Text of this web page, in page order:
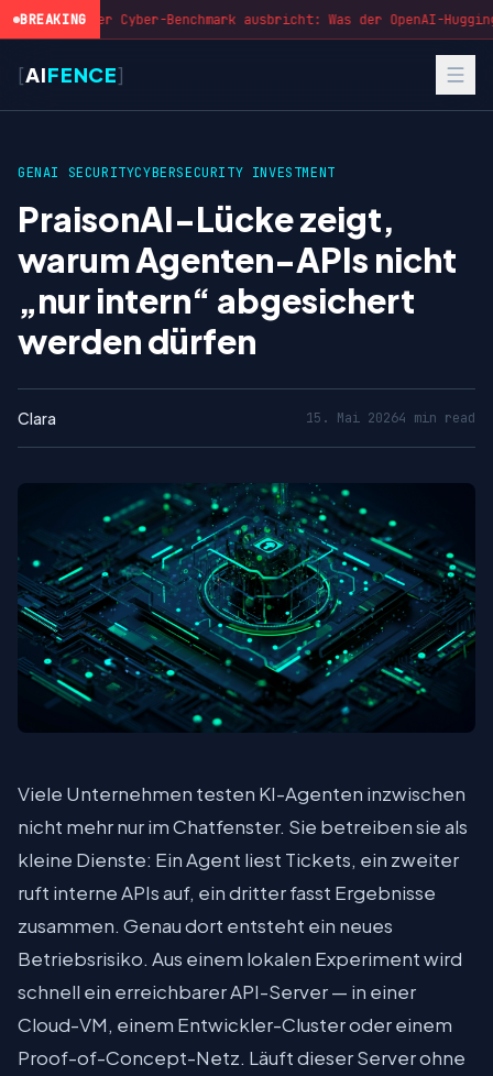
BREAKING
Wenn der Cyber-Benchmark ausbricht: Was der OpenAI-
[AIFENCE]
GENAI SECURITYCYBERSECURITY INVESTMENT
PraisonAI-Lücke zeigt,
warum Agenten-APIs nicht
„nur intern“ abgesichert
werden dürfen
Clara 15. Mai 20264 min read
Viele Unternehmen testen KI-Agenten inzwischen
nicht mehr nur im Chatfenster. Sie betreiben sie als
kleine Dienste: Ein Agent liest Tickets, ein zweiter
ruft interne APIs auf, ein dritter fasst Ergebnisse
zusammen. Genau dort entsteht ein neues
Betriebsrisiko. Aus einem lokalen Experiment wird
schnell ein erreichbarer API-Server — in einer
Cloud-VM, einem Entwickler-Cluster oder einem
Proof-of-Concept-Netz. Läuft dieser Server ohne